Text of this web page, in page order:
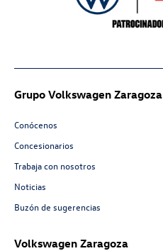
Grupo Volkswagen Zaragoza
Conócenos
Concesionarios
Trabaja con nosotros
Noticias
Buzón de sugerencias
Volkswagen Zaragoza